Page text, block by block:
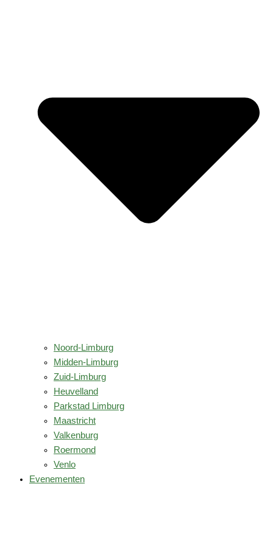
Noord-Limburg
Midden-Limburg
Zuid-Limburg
Heuvelland
Parkstad Limburg
Maastricht
Valkenburg
Roermond
Venlo
Evenementen